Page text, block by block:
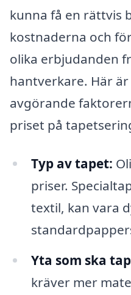
kunna få en rättvis
kostnaderna och
olika erbjudanden
hantverkare. Här
avgörande
priset på
Typ av tapet:
priser.
textil, kan vara
Yta som ska
kräver mer